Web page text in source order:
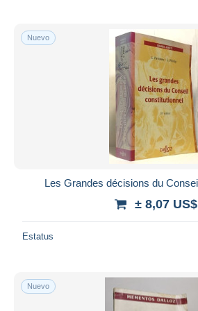
Nuevo
Les Grandes décisions du
± 8,07 US$
Estatus
Nuevo